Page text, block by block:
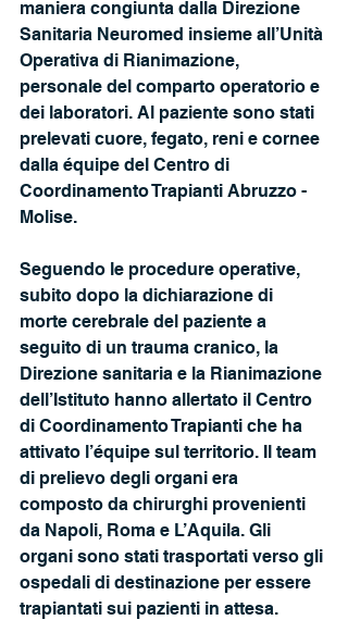
maniera congiunta dalla Direzione
Sanitaria Neuromed insieme all’Unità
Operativa di Rianimazione,
personale del comparto operatorio e
dei laboratori. Al paziente sono stati
prelevati cuore, fegato, reni e cornee
dalla équipe del Centro di
Coordinamento Trapianti Abruzzo -
Molise.
Seguendo le procedure operative,
subito dopo la dichiarazione di
morte cerebrale del paziente a
seguito di un trauma cranico, la
Direzione sanitaria e la Rianimazione
dell’Istituto hanno allertato il Centro
di Coordinamento Trapianti che ha
attivato l’équipe sul territorio. Il team
di prelievo degli organi era
composto da chirurghi provenienti
da Napoli, Roma e L’Aquila. Gli
organi sono stati trasportati verso gli
ospedali di destinazione per essere
trapiantati sui pazienti in attesa.